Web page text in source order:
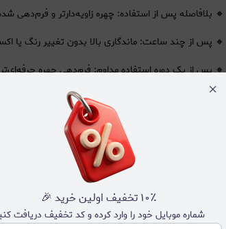
🔸 بلافاصله پس از استفاده: چهره زاویه‌دارتر و فرم‌دهی
🔸 پس از چند ساعت: ماندگاری بالا بدون تغییر رنگ یا
🔸 پس از یک دوره استفاده مداوم: فرم‌دهی چهره
🔹 جمع‌بندی
✔ کانتور مایع شیگلم مدل Liquid Contour یک محصول ایده‌آل برای زاویه‌سازی صورت، ایجاد عمق و فرم‌دهی حرفه‌ای به چهره است.
✔ با فرمول سبک، ماندگاری بالا و ترکیب‌پذیری عالی،
✔ مناسب برای کسانی که به دنبال یک کانتور مایع با
×
۱۰٪ تخفیف اولین خرید 🎉
شماره موبایل خود را وارد کرده و کد تخفیف دریافت